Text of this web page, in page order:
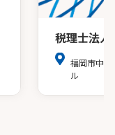
税理士法人
福岡市中央
ル